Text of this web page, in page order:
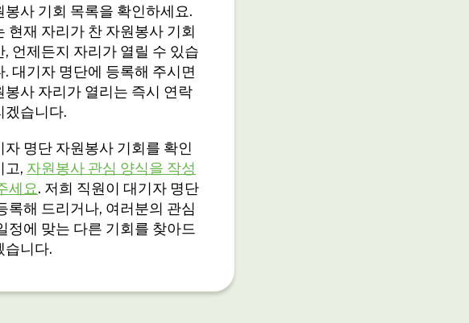
봉사 기회 목록을 확인하세요.
현재 자리가 찬 자원봉사 기회
, 언제든지 자리가 열릴 수 있습
. 대기자 명단에 등록해 주시면
봉사 자리가 열리는 즉시 연락
겠습니다.
자 명단 자원봉사 기회를 확인
고, 자원봉사 관심 양식을 작성
세요. 저희 직원이 대기자 명단
록해 드리거나, 여러분의 관심
정에 맞는 다른 기회를 찾아드
습니다.